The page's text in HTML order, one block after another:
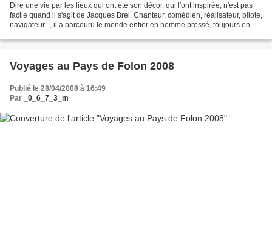
Dire une vie par les lieux qui ont été son décor, qui l'ont inspirée, n'est pas
facile quand il s'agit de Jacques Brel. Chanteur, comédien, réalisateur, pilote,
navigateur..., il a parcouru le monde entier en homme pressé, toujours en
Voyages au Pays de Folon 2008
Publié le 28/04/2008 à 16:49
Par
_0_6_7_3_m